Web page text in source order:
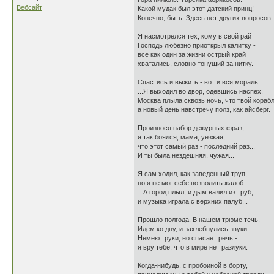
Вебсайт
Какой мудак был этот датский принц!
Конечно, быть. Здесь нет других вопросов.
Я насмотрелся тех, кому в свой рай
Господь любезно приоткрыл калитку -
все как один за жизни острый край
хватались, словно тонущий за нитку.
Спастись и выжить - вот и вся мораль...
...Я выходил во двор, одевшись наспех.
Москва плыла сквозь ночь, что твой
а новый день навстречу полз, как айсберг.
Произнося набор дежурных фраз,
я так боялся, мама, уезжая,
что этот самый раз - последний раз...
И ты была нездешняя, чужая...
Я сам ходил, как заведенный труп,
но я не мог себе позволить жалоб...
...А город плыл, и дым валил из труб,
и музыка играла с верхних палуб...
Прошло полгода. В нашем трюме течь.
Идем ко дну, и захлебнулись звуки.
Немеют руки, но спасает речь -
я вру тебе, что в мире нет разлуки.
Когда-нибудь, с пробоиной в борту,